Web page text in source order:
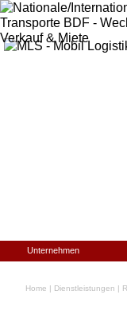
Unternehmen
Home | Dienstleistungen |